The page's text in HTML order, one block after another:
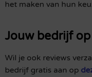
het maken van hun
Jouw bedrijf op
Wil je ook reviews
bedrijf gratis aan op